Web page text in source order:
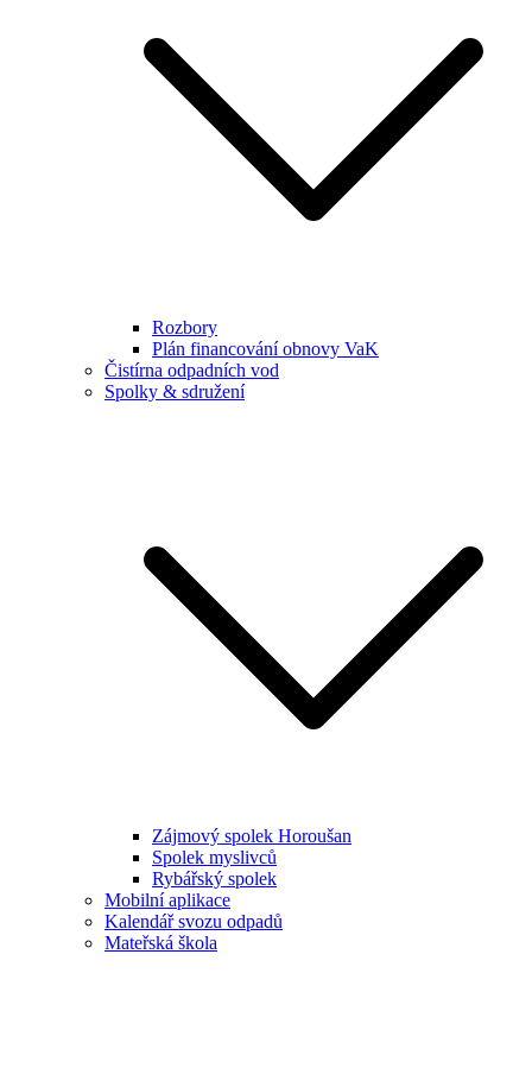
Rozbory
Plán financování obnovy VaK
Čistírna odpadních vod
Spolky & sdružení
Zájmový spolek Horoušan
Spolek myslivců
Rybářský spolek
Mobilní aplikace
Kalendář svozu odpadů
Mateřská škola